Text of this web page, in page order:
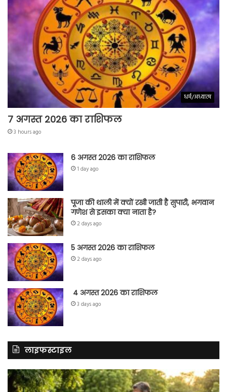
धर्म/अध्यात्म
7 अगस्त 2026 का राशिफल
3 hours ago
6 अगस्त 2026 का राशिफल
1 day ago
पूजा की थाली में क्यों रखी जाती है सुपारी, भगवान
गणेश से इसका क्या नाता है?
2 days ago
5 अगस्त 2026 का राशिफल
2 days ago
4 अगस्त 2026 का राशिफल
3 days ago
लाइफस्टाइल